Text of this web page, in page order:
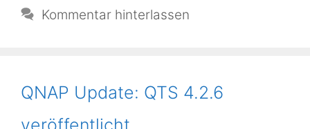
Kommentar hinterlassen
QNAP Update: QTS 4.2.6
veröffentlicht